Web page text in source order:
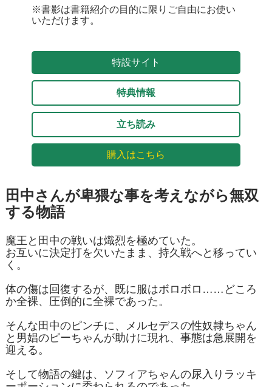
田中さんが卑猥な事を考えながら無双
する物語
魔王と田中の戦いは熾烈を極めていた。
お互いに決定打を欠いたまま、持久戦へと移ってい
く。
体の傷は回復するが、既に服はボロボロ……どころ
か全裸、圧倒的に全裸であった。
そんな田中のピンチに、メルセデスの性奴隷ちゃん
と男娼のピーちゃんが助けに現れ、事態は急展開を
迎える。
そして物語の鍵は、ソフィアちゃんの尿入りラッキ
※書影は書籍紹介の目的に限りご自由にお使い
いただけます。
特設サイト
特典情報
立ち読み
購入はこちら